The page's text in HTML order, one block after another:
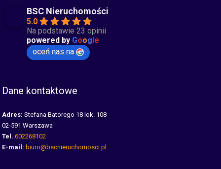
BSC Nieruchomości
5.0
Na podstawie 23 opinii
powered by Google
oceń nas na
Dane kontaktowe
Adres: Stefana Batorego 18 lok. 108
02-591 Warszawa
Tel. 602268102
E-mail: biuro@bscnieruchomosci.pl